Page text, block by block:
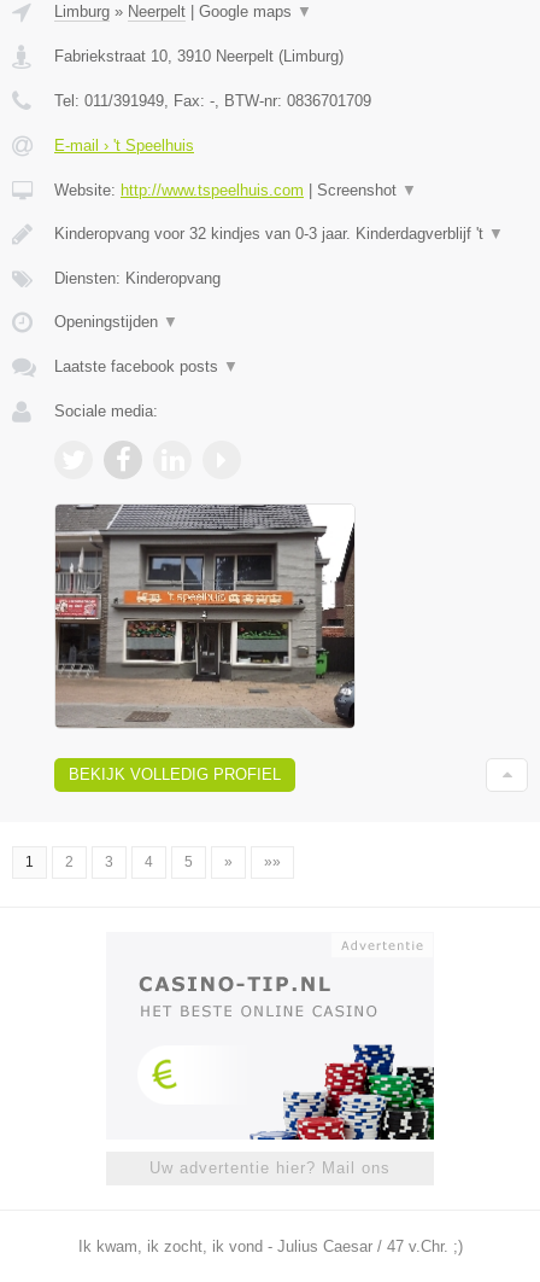
Limburg » Neerpelt | Google maps ▼
Fabriekstraat 10 3910 Neerpelt (Limburg)
Tel: 011/391949 , Fax: - , BTW-nr: 0836701709
E-mail › 't Speelhuis
Website: http://www.tspeelhuis.com | Screenshot ▼
Kinderopvang voor 32 kindjes van 0-3 jaar. Kinderdagverblijf 't ▼
Diensten: Kinderopvang
Openingstijden ▼
Laatste facebook posts ▼
Sociale media:
BEKIJK VOLLEDIG PROFIEL
1 2 3 4 5 » »»
Uw advertentie hier? Mail ons
Ik kwam, ik zocht, ik vond - Julius Caesar / 47 v.Chr. ;)